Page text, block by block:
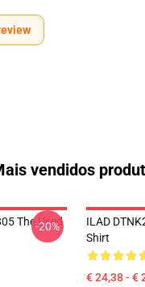
vendidos
The Used
-20%
ILAD
Shirt
€ 24,38 - €